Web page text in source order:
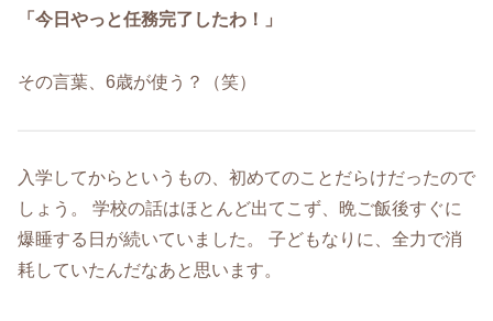
「今日やっと任務完了したわ！」
その言葉、6歳が使う？（笑）
入学してからというもの、初めてのことだらけだったので
しょう。 学校の話はほとんど出てこず、晩ご飯後すぐに
爆睡する日が続いていました。 子どもなりに、全力で消
耗していたんだなあと思います。